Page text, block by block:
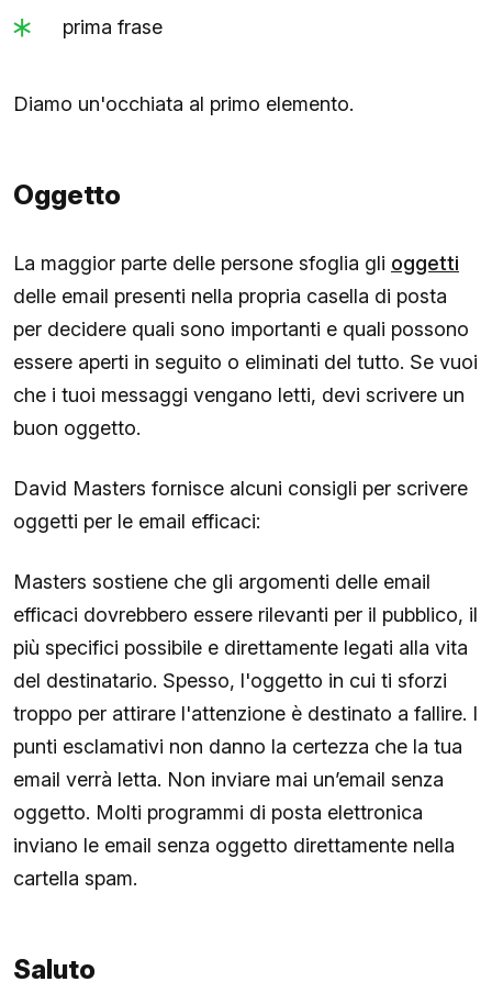
prima frase
Diamo un'occhiata al primo elemento.
Oggetto
La maggior parte delle persone sfoglia gli oggetti
delle email presenti nella propria casella di posta
per decidere quali sono importanti e quali possono
essere aperti in seguito o eliminati del tutto. Se vuoi
che i tuoi messaggi vengano letti, devi scrivere un
buon oggetto.
David Masters fornisce alcuni consigli per scrivere
oggetti per le email efficaci:
Masters sostiene che gli argomenti delle email
efficaci dovrebbero essere rilevanti per il pubblico, il
più specifici possibile e direttamente legati alla vita
del destinatario. Spesso, l'oggetto in cui ti sforzi
troppo per attirare l'attenzione è destinato a fallire. I
punti esclamativi non danno la certezza che la tua
email verrà letta. Non inviare mai un’email senza
oggetto. Molti programmi di posta elettronica
inviano le email senza oggetto direttamente nella
cartella spam.
Saluto